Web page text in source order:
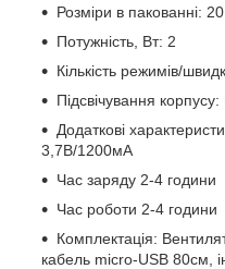
Розміри в пакованні:
Потужність, Вт: 2
Кількість режимів/
Підсвічування корпусу:
Додаткові
3,7В/1200мА
Час заряду 2-4 години
Час роботи 2-4 години
Комплектація:
кабель micro-USB 80см,